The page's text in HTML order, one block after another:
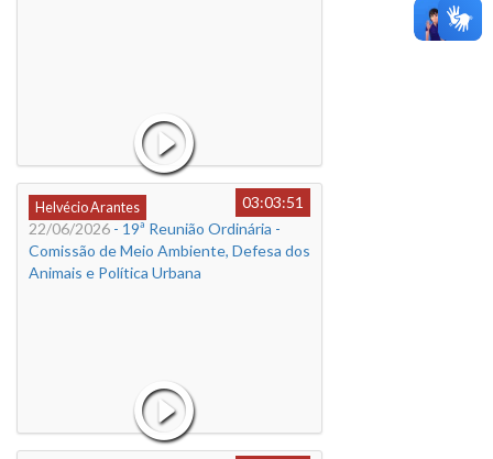
Helvécio Arantes
03:03:51
22/06/2026 - 19ª Reunião Ordinária -
Comissão de Meio Ambiente, Defesa dos
Animais e Política Urbana